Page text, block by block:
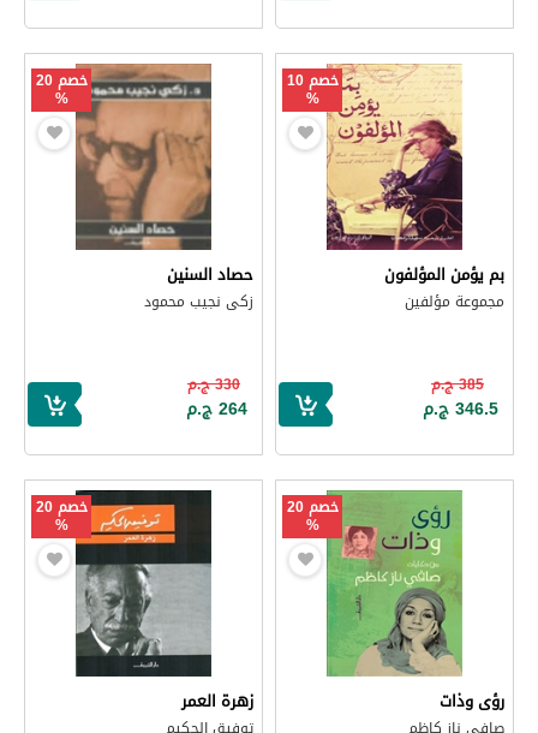
خصم 10
%
بم يؤمن المؤلفون
مجموعة مؤلفين
385 ج.م
346.5 ج.م
خصم 20
%
حصاد السنين
زكى نجيب محمود
330 ج.م
264 ج.م
خصم 20
%
رؤى وذات
خصم 20
%
زهرة العمر